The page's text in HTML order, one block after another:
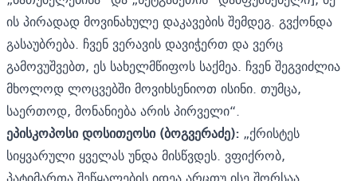
ის პირადად მოვინახულე დაკავების შემდეგ. გვქონდა
გასაუბრება. ჩვენ ვერავის დავიჭერთ და ვერც
გამოვუშვებთ, ეს სახელმწიფოს საქმეა. ჩვენ შეგვიძლია
მხოლოდ ლოცვებში მოვიხსენიოთ ისინი. თუმცა,
საერთოდ, მონანიება არის პირველი“.
ეპისკოპოსი დოსითეოსი (ბოგვერაძე): „ქრისტეს
სიყვარული ყველას უნდა მისწვდეს. ვფიქრობ,